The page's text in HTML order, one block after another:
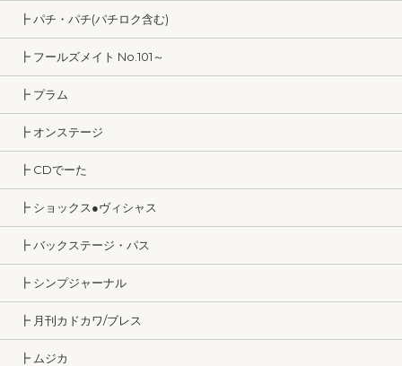
┣ パチ・パチ(パチロク含む)
┣ フールズメイト No.101～
┣ プラム
┣ オンステージ
┣ CDでーた
┣ ショックス●ヴィシャス
┣ バックステージ・パス
┣ シンプジャーナル
┣ 月刊カドカワ/ブレス
┣ ムジカ